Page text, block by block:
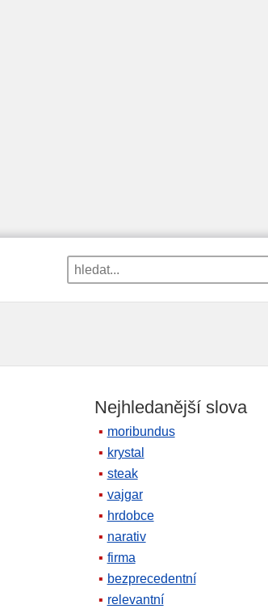
Nejhledanější slova
moribundus
krystal
steak
vajgar
hrdobce
narativ
firma
bezprecedentní
relevantní